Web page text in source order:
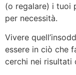
(o regalare) i tuoi
per necessità.
Vivere
essere in ciò che
cerchi nei risultati